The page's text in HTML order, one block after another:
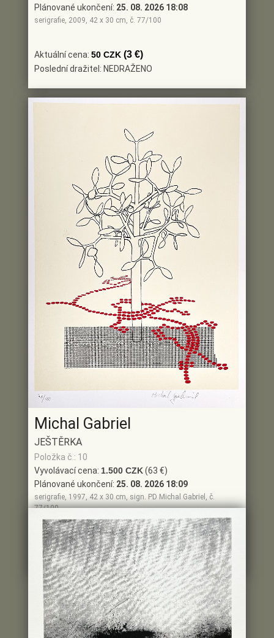
Plánované ukončení: 25. 08. 2026 18:08
serigrafie, 2009, 42 x 30 cm, č. 77/100
Aktuální cena: 50 CZK (3 €)
Poslední dražitel: NEDRAŽENO
Michal Gabriel
JEŠTĚRKA
Položka č.: 10
Vyvolávací cena: 1.500 CZK(63 €)
Plánované ukončení: 25. 08. 2026 18:09
serigrafie, 1997, 42 x 30 cm, sign. PD Michal Gabriel, č.
77/100
Aktuální cena:1.500 CZK(63 €)
Poslední dražitel: NEDRAŽENO